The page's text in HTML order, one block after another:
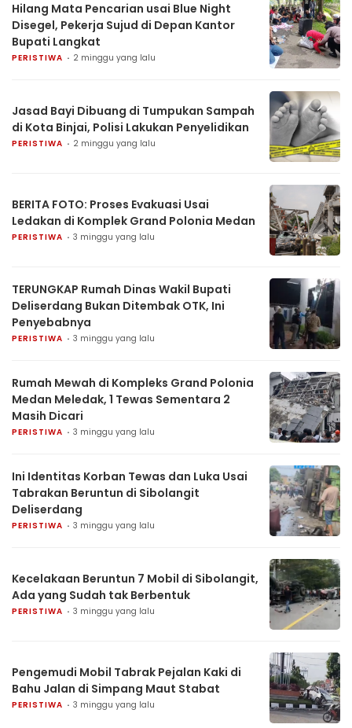
Hilang Mata Pencarian usai Blue Night
Disegel, Pekerja Sujud di Depan Kantor
Bupati Langkat
PERISTIWA 2 minggu yang lalu
Jasad Bayi Dibuang di Tumpukan Sampah
di Kota Binjai, Polisi Lakukan Penyelidikan
PERISTIWA 2 minggu yang lalu
BERITA FOTO: Proses Evakuasi Usai
Ledakan di Komplek Grand Polonia Medan
PERISTIWA 3 minggu yang lalu
TERUNGKAP Rumah Dinas Wakil Bupati
Deliserdang Bukan Ditembak OTK, Ini
Penyebabnya
PERISTIWA 3 minggu yang lalu
Rumah Mewah di Kompleks Grand Polonia
Medan Meledak, 1 Tewas Sementara 2
Masih Dicari
PERISTIWA 3 minggu yang lalu
Ini Identitas Korban Tewas dan Luka Usai
Tabrakan Beruntun di Sibolangit
Deliserdang
PERISTIWA 3 minggu yang lalu
Kecelakaan Beruntun 7 Mobil di Sibolangit,
Ada yang Sudah tak Berbentuk
PERISTIWA 3 minggu yang lalu
Pengemudi Mobil Tabrak Pejalan Kaki di
Bahu Jalan di Simpang Maut Stabat
PERISTIWA 3 minggu yang lalu